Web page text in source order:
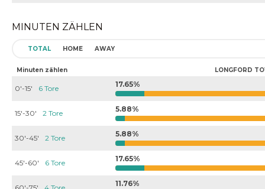
MINUTEN ZÄHLEN
TOTAL HOME AWAY
Minuten zählen LONGFORD
0'-15' 6 Tore 17.65%
15'-30' 2 Tore 5.88%
30'-45' 2 Tore 5.88%
45'-60' 6 Tore 17.65%
11.76%